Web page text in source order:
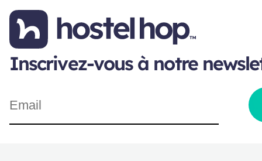
Inscrivez-vous à notre